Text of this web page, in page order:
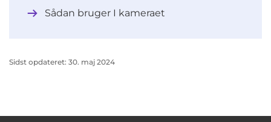
Sådan bruger I kameraet
Sidst opdateret: 30. maj 2024